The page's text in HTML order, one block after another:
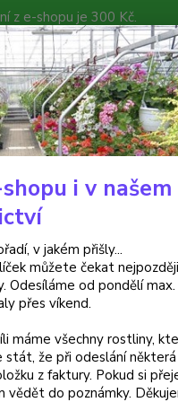
z e-shopu je 300 Kč.
týdnu po přijetí
plné - 095P
- 095P
Žluté
které
i v našem
v jakém přišly...
můžete čekat
Odesíláme od pondělí
přes víkend.
máme všechny rostliny,
že při odeslání některá
z faktury. Pokud si
do poznámky.